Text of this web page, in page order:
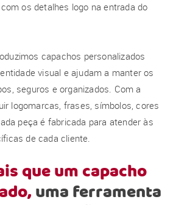
os detalhes logo na entrada do
capachos personalizados
visual e ajudam a manter os
seguros e organizados. Com a
logomarcas, frases, símbolos, cores
peça é fabricada para atender às
de cada cliente.
que um capacho
uma ferramenta